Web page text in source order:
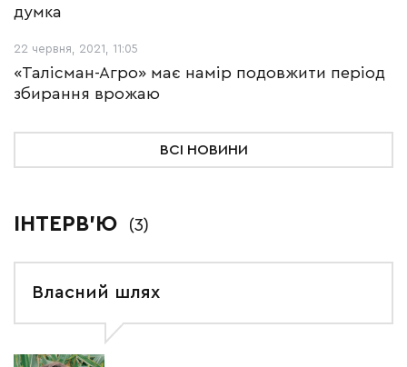
думка
22 червня, 2021, 11:05
«Талісман-Агро» має намір подовжити період
збирання врожаю
ВСІ НОВИНИ
ІНТЕРВ'Ю (3)
Власний шлях